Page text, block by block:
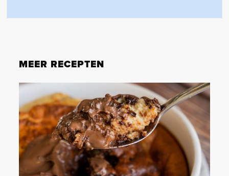
MEER RECEPTEN